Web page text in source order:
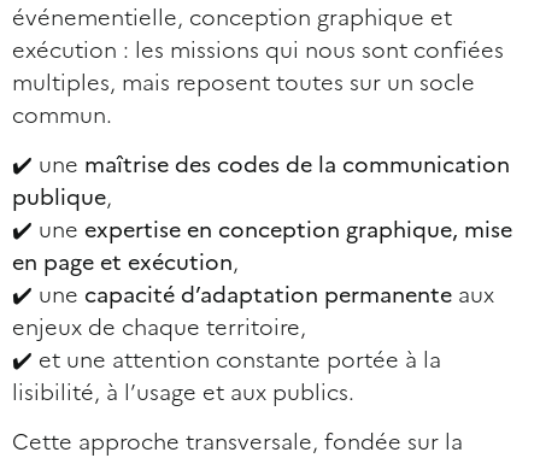
événementielle, conception graphique et
exécution : les missions qui nous sont confiées
multiples, mais reposent toutes sur un socle
commun.
✔️ une maîtrise des codes de la communication
publique,
✔️ une expertise en conception graphique, mise
en page et exécution,
✔️ une capacité d’adaptation permanente aux
enjeux de chaque territoire,
✔️ et une attention constante portée à la
lisibilité, à l’usage et aux publics.
Cette approche transversale, fondée sur la